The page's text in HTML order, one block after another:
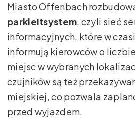
Miasto Offenbach
parkleitsystem, czyli sieć
informacyjnych, które w
informują kierowców o
miejsc w wybranych
czujników są też
miejskiej, co pozwala
przed wyjazdem.